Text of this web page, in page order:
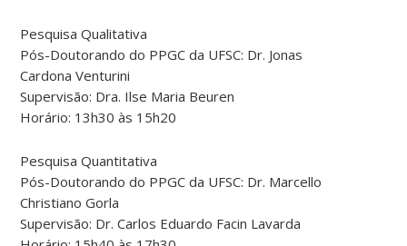
Pesquisa Qualitativa
Pós-Doutorando do PPGC da UFSC: Dr. Jonas
Cardona Venturini
Supervisão: Dra. Ilse Maria Beuren
Horário: 13h30 às 15h20
Pesquisa Quantitativa
Pós-Doutorando do PPGC da UFSC: Dr. Marcello
Christiano Gorla
Supervisão: Dr. Carlos Eduardo Facin Lavarda